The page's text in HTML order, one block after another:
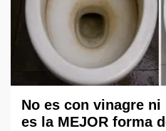
No es con vinagre
es la MEJOR forma